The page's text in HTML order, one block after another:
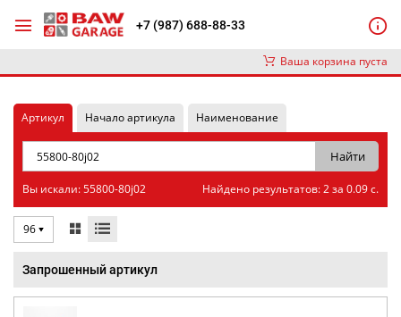
+7 (987) 688-88-33
Ваша корзина пуста
Артикул Начало артикула Наименование
Вы искали: 55800-80j02 Найдено результатов: 2 за 0.09 с.
96
Запрошенный артикул